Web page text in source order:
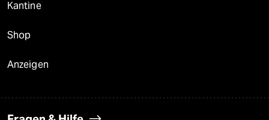
Kantine
Shop
Anzeigen